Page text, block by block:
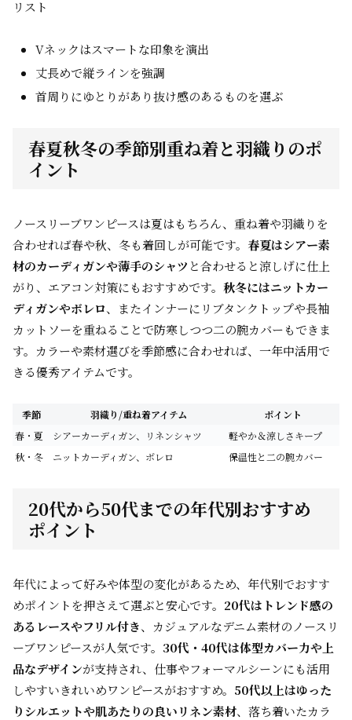
リスト
Vネックはスマートな印象を演出
丈長めで縦ラインを強調
首周りにゆとりがあり抜け感のあるものを選ぶ
春夏秋冬の季節別重ね着と羽織りのポ
イント
ノースリーブワンピースは夏はもちろん、重ね着や羽織りを
合わせれば春や秋、冬も着回しが可能です。 春夏はシアー素
材のカーディガンや薄手のシャツ と合わせると涼しげに仕上
がり、エアコン対策にもおすすめです。 秋冬にはニットカー
ディガンやボレロ、またインナーにリブタンクトップや長袖
カットソーを重ねることで防寒しつつ二の腕カバーもできま
す。カラーや素材選びを季節感に合わせれば、一年中活用で
きる優秀アイテムです。
季節 羽織り/重ね着アイテム
ポイント
春・夏
シアーカーディガン、リネンシャツ
軽やか＆涼しさキープ
秋・冬
ニットカーディガン、ボレロ 保温性と二の腕カバー
20代から50代までの年代別おすすめ
ポイント
年代によって好みや体型の変化があるため、年代別でおすす
めポイントを押さえて選ぶと安心です。 20代はトレンド感の
あるレースやフリル付き、カジュアルなデニム素材のノースリ
ーブワンピースが人気です。 30代・40代は体型カバー力や上
品なデザインが支持され、仕事やフォーマルシーンにも活用
しやすいきれいめワンピースがおすすめ。 50代以上はゆった
りシルエットや肌あたりの良いリネン素材、落ち着いたカラ